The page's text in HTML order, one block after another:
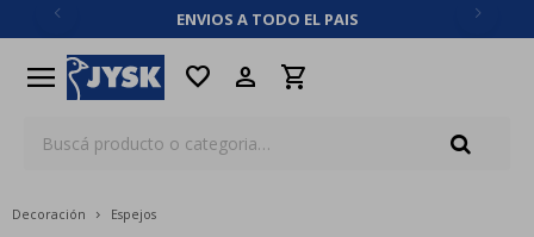
ENVIOS A TODO EL PAIS
menu favorite
Decoración Espejos
close